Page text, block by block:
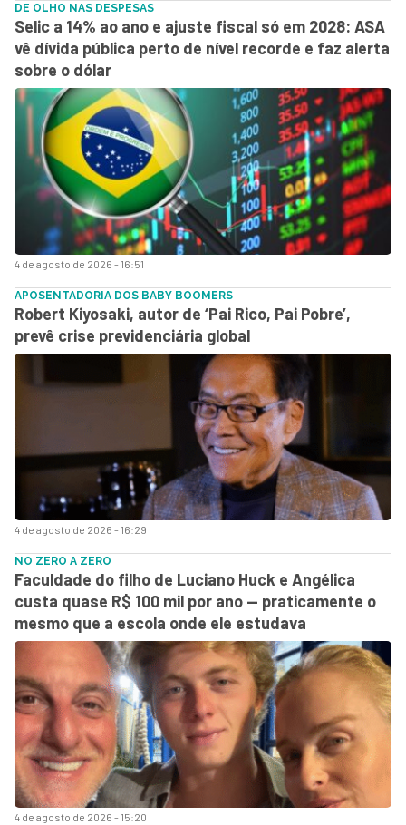
4 de agosto de 2026 - 16:51
DE OLHO NAS DESPESAS
Selic a 14% ao ano e ajuste fiscal só em 2028: ASA
vê dívida pública perto de nível recorde e faz alerta
sobre o dólar
4 de agosto de 2026 - 16:29
APOSENTADORIA DOS BABY BOOMERS
Robert Kiyosaki, autor de ‘Pai Rico, Pai Pobre’,
prevê crise previdenciária global
4 de agosto de 2026 - 15:20
NO ZERO A ZERO
Faculdade do filho de Luciano Huck e Angélica
custa quase R$ 100 mil por ano — praticamente o
mesmo que a escola onde ele estudava